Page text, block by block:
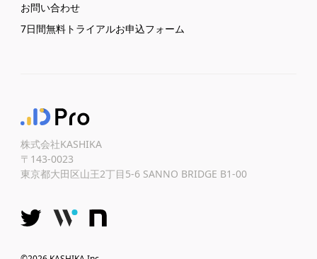
お問い合わせ
7日間無料トライアルお申込フォーム
株式会社KASHIKA
〒143-0023
東京都大田区山王2丁目5-6 SANNO BRIDGE B1-00